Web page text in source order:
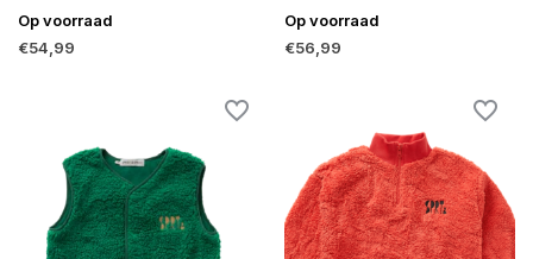
Op voorraad
€54,99
Op voorraad
€56,99